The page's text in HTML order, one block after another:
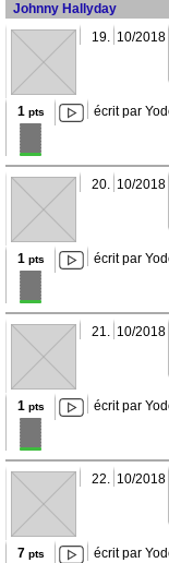
Johnny Hallyday
19. 10/2018
1 pts écrit par
20. 10/2018
1 pts écrit par
21. 10/2018
1 pts écrit par
22. 10/2018
7 pts écrit par